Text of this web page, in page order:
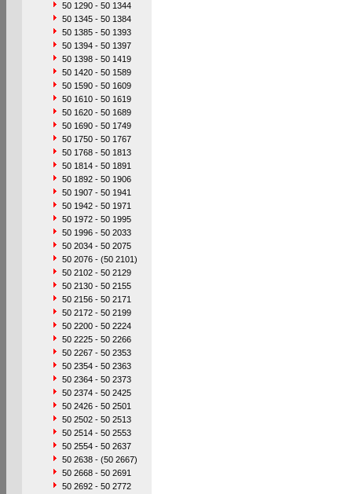
50 1290 - 50 1344
50 1345 - 50 1384
50 1385 - 50 1393
50 1394 - 50 1397
50 1398 - 50 1419
50 1420 - 50 1589
50 1590 - 50 1609
50 1610 - 50 1619
50 1620 - 50 1689
50 1690 - 50 1749
50 1750 - 50 1767
50 1768 - 50 1813
50 1814 - 50 1891
50 1892 - 50 1906
50 1907 - 50 1941
50 1942 - 50 1971
50 1972 - 50 1995
50 1996 - 50 2033
50 2034 - 50 2075
50 2076 - (50 2101)
50 2102 - 50 2129
50 2130 - 50 2155
50 2156 - 50 2171
50 2172 - 50 2199
50 2200 - 50 2224
50 2225 - 50 2266
50 2267 - 50 2353
50 2354 - 50 2363
50 2364 - 50 2373
50 2374 - 50 2425
50 2426 - 50 2501
50 2502 - 50 2513
50 2514 - 50 2553
50 2554 - 50 2637
50 2638 - (50 2667)
50 2668 - 50 2691
50 2692 - 50 2772